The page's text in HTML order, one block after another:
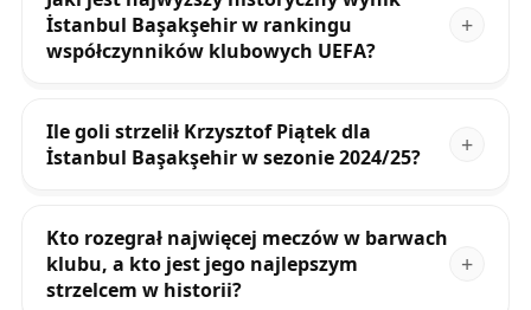
İstanbul Başakşehir w rankingu
współczynników klubowych UEFA?
Ile goli strzelił Krzysztof Piątek dla
İstanbul Başakşehir w sezonie 2024/25?
Kto rozegrał najwięcej meczów w barwach
klubu, a kto jest jego najlepszym
strzelcem w historii?